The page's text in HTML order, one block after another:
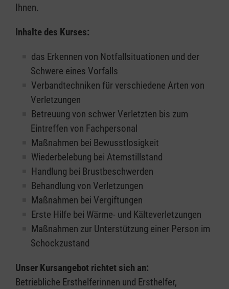
Ihnen.
Inhalte des Kurses:
das Erkennen von Notfallsituationen und der
Schwere eines Vorfalls
Verbandtechniken für verschiedene Arten von
Verletzungen
Betreuung von schwer Verletzten bis zum
Eintreffen von Fachpersonal
Maßnahmen bei Bewusstlosigkeit
Wiederbelebung bei Atemstillstand
Handlung bei Brustbeschwerden
Behandlung von Verletzungen
Maßnahmen bei Vergiftungen
Erste Hilfe bei Wärme- und Kälteverletzungen
Maßnahmen zur Unterstützung einer Person im
Schockzustand
Unser Kursangebot richtet sich an:
Betriebliche Ersthelferinnen und Ersthelfer,